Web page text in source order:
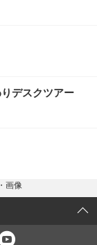
デスクツアー
画像